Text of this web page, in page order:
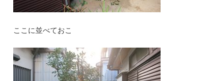
ここに並べておこ